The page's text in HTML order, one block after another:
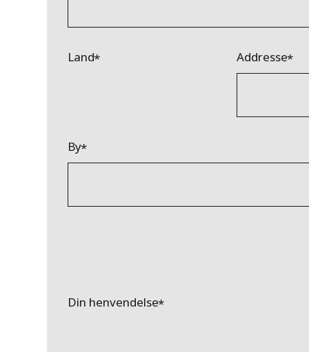
Land Addresse
By
Din henvendelse